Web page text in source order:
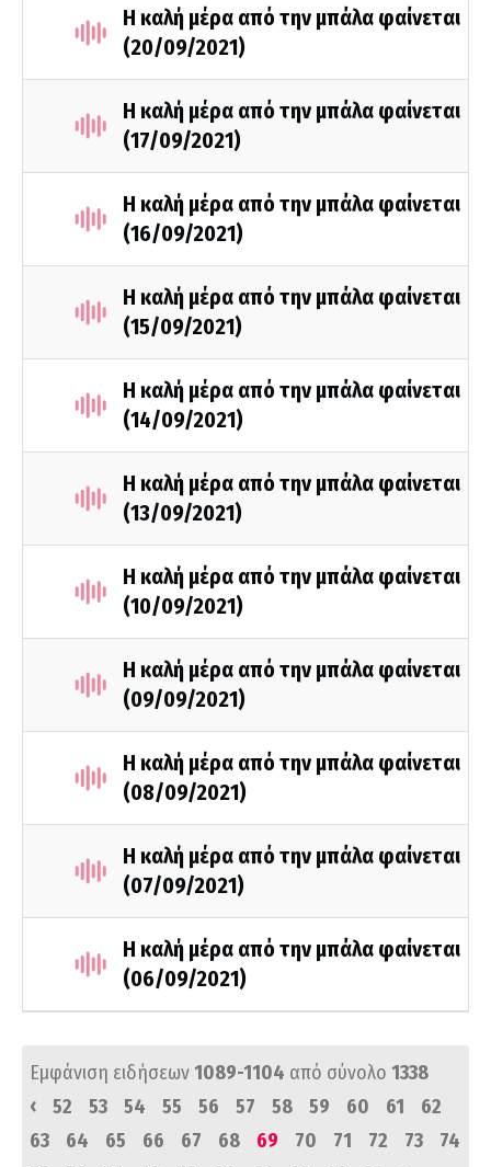
Η καλή μέρα από την μπάλα φαίνεται
(20/09/2021)
Η καλή μέρα από την μπάλα φαίνεται
(17/09/2021)
Η καλή μέρα από την μπάλα φαίνεται
(16/09/2021)
Η καλή μέρα από την μπάλα φαίνεται
(15/09/2021)
Η καλή μέρα από την μπάλα φαίνεται
(14/09/2021)
Η καλή μέρα από την μπάλα φαίνεται
(13/09/2021)
Η καλή μέρα από την μπάλα φαίνεται
(10/09/2021)
Η καλή μέρα από την μπάλα φαίνεται
(09/09/2021)
Η καλή μέρα από την μπάλα φαίνεται
(08/09/2021)
Η καλή μέρα από την μπάλα φαίνεται
(07/09/2021)
Η καλή μέρα από την μπάλα φαίνεται
(06/09/2021)
Εμφάνιση ειδήσεων1089-1104 από σύνολο 1338
‹
52 53 54 55 56 57 58 59 60 61
62
63
64 65 66 67 68 69 70 71 72 73
74